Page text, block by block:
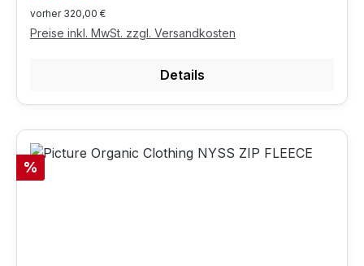
vorher 320,00 €
Preise inkl. MwSt. zzgl. Versandkosten
Details
Rabatt
%